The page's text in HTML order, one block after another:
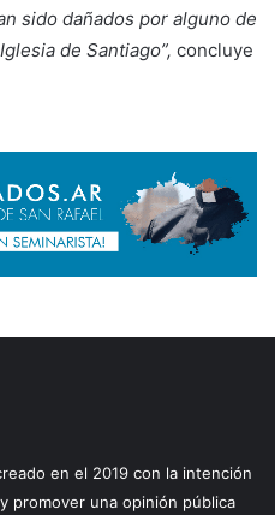
sido dañados por alguno de
de Santiago”, concluye
en el 2019 con la intención
promover una opinión pública